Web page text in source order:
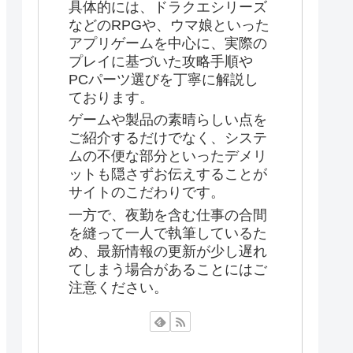
具体的には、ドラクエシリーズ
などのRPGや、ウマ娘といった
アプリゲームを中心に、実際の
プレイに基づいた攻略手順や
PCパーツ選びを丁寧に解説し
ております。
ゲームや製品の素晴らしい点を
ご紹介するだけでなく、システ
ムの不便な部分といったデメリ
ットも隠さずお伝えすることが
サイトのこだわりです。
一方で、夜勤を含む仕事の合間
を縫って一人で執筆しているた
め、最新情報の更新が少し遅れ
てしまう場合があることにはご
注意ください。